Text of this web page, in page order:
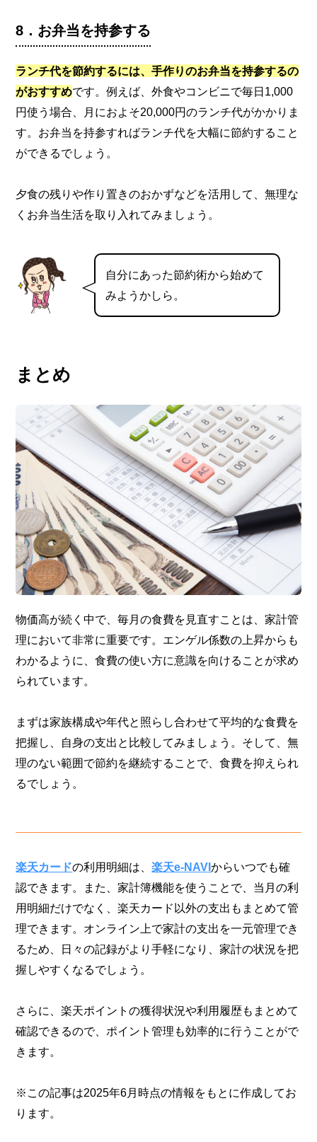
8．お弁当を持参する
ランチ代を節約するには、手作りのお弁当を持参するの
がおすすめです。例えば、外食やコンビニで毎日1,000
円使う場合、月におよそ20,000円のランチ代がかかりま
す。お弁当を持参すればランチ代を大幅に節約すること
ができるでしょう。
夕食の残りや作り置きのおかずなどを活用して、無理な
くお弁当生活を取り入れてみましょう。
自分にあった節約術から始めて
みようかしら。
まとめ
物価高が続く中で、毎月の食費を見直すことは、家計管
理において非常に重要です。エンゲル係数の上昇からも
わかるように、食費の使い方に意識を向けることが求め
られています。
まずは家族構成や年代と照らし合わせて平均的な食費を
把握し、自身の支出と比較してみましょう。そして、無
理のない範囲で節約を継続することで、食費を抑えられ
るでしょう。
楽天カードの利用明細は、楽天e-NAVIからいつでも確
認できます。また、家計簿機能を使うことで、当月の利
用明細だけでなく、楽天カード以外の支出もまとめて管
理できます。オンライン上で家計の支出を一元管理でき
るため、日々の記録がより手軽になり、家計の状況を把
握しやすくなるでしょう。
さらに、楽天ポイントの獲得状況や利用履歴もまとめて
確認できるので、ポイント管理も効率的に行うことがで
きます。
※この記事は2025年6月時点の情報をもとに作成してお
ります。